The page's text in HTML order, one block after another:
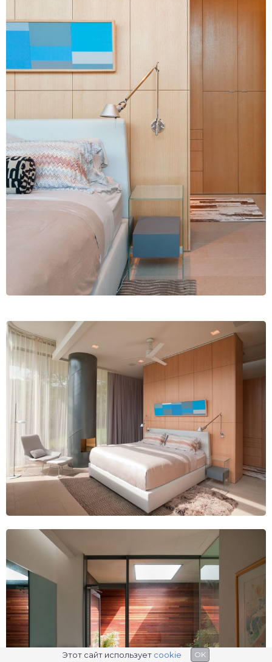
Этот сайт использует cookie OK